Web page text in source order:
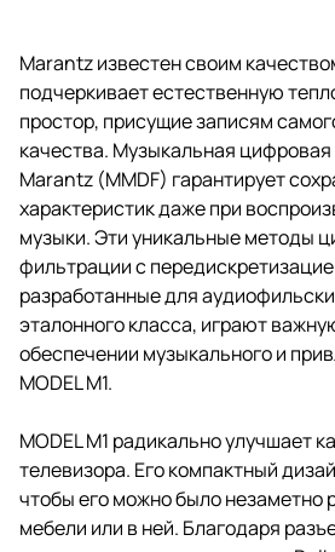
Marantz известен своим
подчеркивает естественную
простор, присущие записям
качества. Музыкальная
Marantz (MMDF) гарантирует
характеристик даже при
музыки. Эти уникальные методы
фильтрации с
разработанные для
эталонного класса, играют
обеспечении музыкального и
MODEL M1.
MODEL M1 радикально улучшает
телевизора. Его компактный
чтобы его можно было незаметно
мебели или в ней. Благодаря